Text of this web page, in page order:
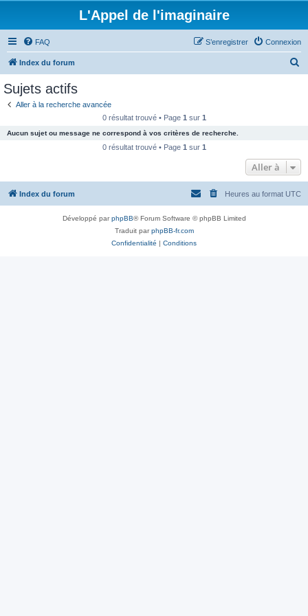
L'Appel de l'imaginaire
FAQ Connexion
S’enregistrer
Index du forum
c
e
Sujets actifs
Aller à la recherche avancée
0 résultat trouvé • Page 1 sur 1
Aucun sujet ou message ne correspond à vos critères de recherche.
0 résultat trouvé • Page 1 sur 1
Aller à
Index du forum Heures au format UTC
Développé parphpBB® Forum Software © phpBB Limited
Traduit parphpBB-fr.com
Confidentialité | Conditions